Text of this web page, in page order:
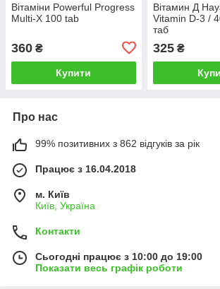
Вітаміни Powerful Progress
Multi-X 100 tab
360 ₴
Купити
Вітамин Д
Vitamin D-3 /
таб
325₴
Про нас
99% позитивних з 862 відгуків за рік
Працює з 16.04.2018
м. Київ
Київ, Україна
Контакти
Сьогодні працює з 10:00 до 19:00
Показати весь графік роботи